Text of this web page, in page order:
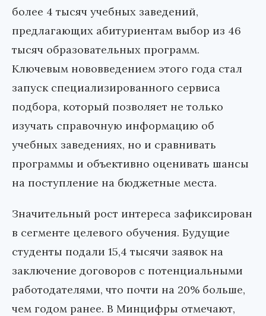
более 4 тысяч учебных заведений,
предлагающих абитуриентам выбор из 46
тысяч образовательных программ.
Ключевым нововведением этого года стал
запуск специализированного сервиса
подбора, который позволяет не только
изучать справочную информацию об
учебных заведениях, но и сравнивать
программы и объективно оценивать шансы
на поступление на бюджетные места.
Значительный рост интереса зафиксирован
в сегменте целевого обучения. Будущие
студенты подали 15,4 тысячи заявок на
заключение договоров с потенциальными
работодателями, что почти на 20% больше,
чем годом ранее. В Минцифры отмечают,